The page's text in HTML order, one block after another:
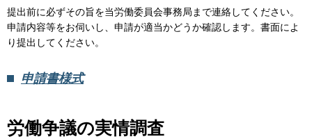
提出前に必ずその旨を当労働委員会事務局まで連絡してください。
申請内容等をお伺いし、申請が適当かどうか確認します。書面によ
り提出してください。
申請書様式
労働争議の実情調査